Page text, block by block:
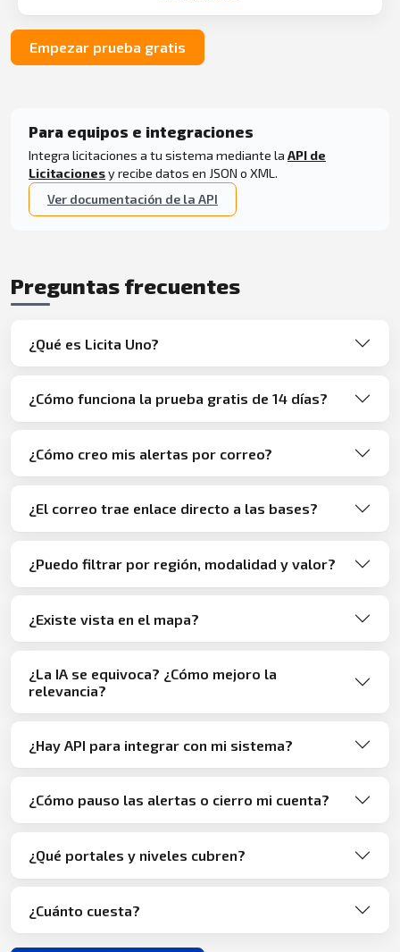
Empezar prueba gratis
Para equipos e integraciones
Integra licitaciones a tu sistema mediante la API de
Licitacionesy recibe datos en JSON o XML.
Ver documentación de la API
Preguntas frecuentes
¿Qué es Licita Uno?
¿Cómo funciona la prueba gratis de 14 días?
¿Cómo creo mis alertas por correo?
¿El correo trae enlace directo a las bases?
¿Puedo filtrar por región, modalidad y valor?
¿Existe vista en el mapa?
¿La IA se equivoca? ¿Cómo mejoro la
relevancia?
¿Hay API para integrar con mi sistema?
¿Cómo pauso las alertas o cierro mi cuenta?
¿Qué portales y niveles cubren?
¿Cuánto cuesta?